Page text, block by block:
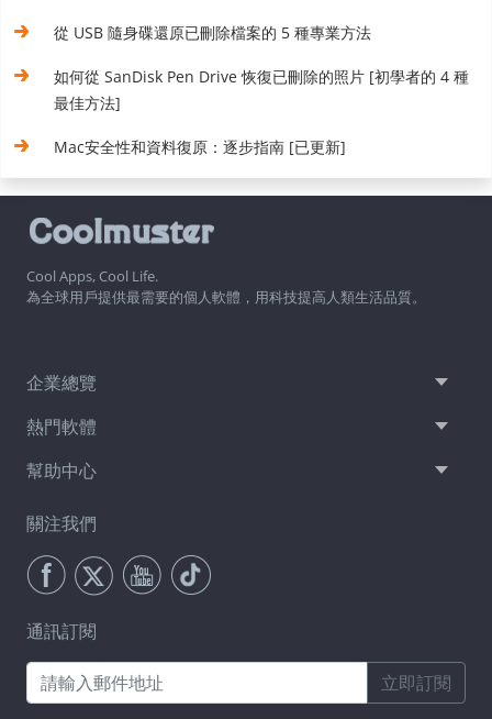
從 USB 隨身碟還原已刪除檔案的 5 種專業方法
如何從 SanDisk Pen Drive 恢復已刪除的照片 [初學者的 4 種
最佳方法]
Mac安全性和資料復原：逐步指南 [已更新]
Cool Apps, Cool Life.
為全球用戶提供最需要的個人軟體，用科技提高人類生活品質。
企業總覽
熱門軟體
幫助中心
關注我們
通訊訂閱
立即訂閱